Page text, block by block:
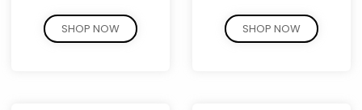
SHOP NOW SHOP NOW